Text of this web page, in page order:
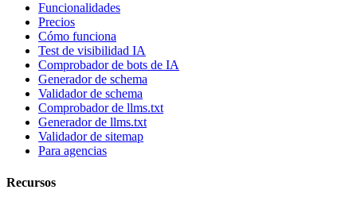
Funcionalidades
Precios
Cómo funciona
Test de visibilidad IA
Comprobador de bots de IA
Generador de schema
Validador de schema
Comprobador de llms.txt
Generador de llms.txt
Validador de sitemap
Para agencias
Recursos